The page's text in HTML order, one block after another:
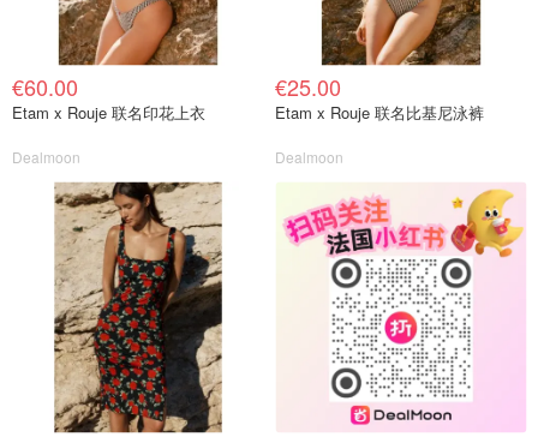
€60.00
Etam x Rouje 联名印花上衣
Dealmoon
€25.00
Etam x Rouje 联名比基尼泳裤
Dealmoon